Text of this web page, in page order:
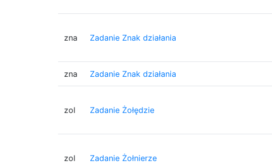
zna Zadanie Znak działania
zna Zadanie Znak działania
zol Zadanie Żołędzie
zol Zadanie Żołnierze